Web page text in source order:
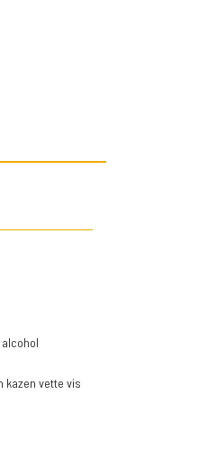
kazen vette vis